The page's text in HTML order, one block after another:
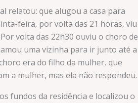
relatou: que alugou a casa para
feira, por volta das 21 horas, viu
volta das 22h30 ouviu o choro de
uma vizinha para ir junto até a
era do filho da mulher, que
a mulher, mas ela não respondeu.
fundos da residência e localizou o